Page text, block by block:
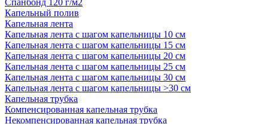
Спанбонд 120 г/м2
Капельный полив
Капельная лента
Капельная лента с шагом капельницы 10 см
Капельная лента с шагом капельницы 15 см
Капельная лента с шагом капельницы 20 см
Капельная лента с шагом капельницы 25 см
Капельная лента с шагом капельницы 30 см
Капельная лента с шагом капельницы >30 см
Капельная трубка
Компенсированная капельная трубка
Некомпенсированная капельная трубка